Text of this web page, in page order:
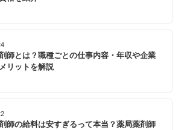
師とは？職種ごとの仕事内容・年収や企業
リットを解説
師の給料は安すぎるって本当？薬局薬剤師